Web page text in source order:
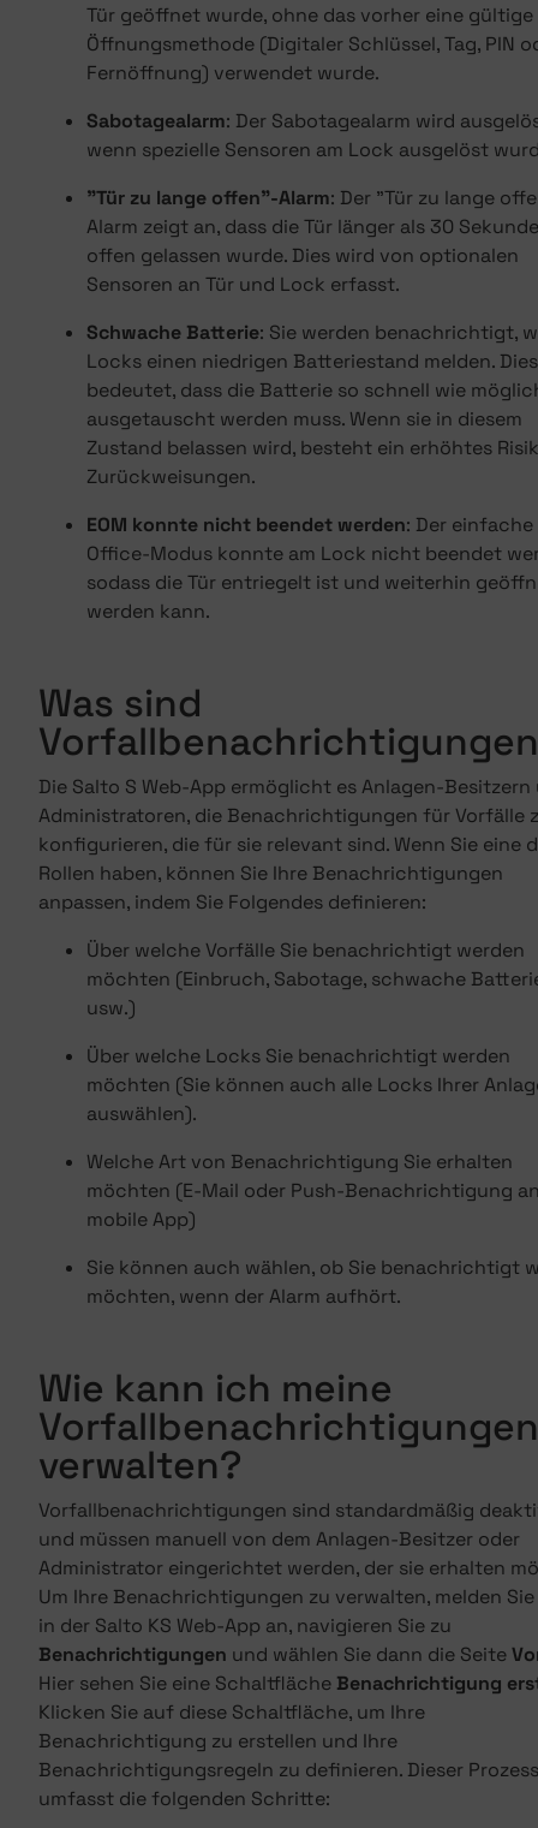
Tür geöffnet wurde, ohne das vorher eine gültige
Öffnungsmethode (Digitaler Schlüssel, Tag, PIN
Fernöffnung) verwendet wurde.
Sabotagealarm: Der Sabotagealarm wird
wenn spezielle Sensoren am Lock ausgelöst
"Tür zu lange offen"-Alarm: Der "Tür zu lange
Alarm zeigt an, dass die Tür länger als 30
offen gelassen wurde. Dies wird von optionalen
Sensoren an Tür und Lock erfasst.
Schwache Batterie: Sie werden benachrichtigt,
Locks einen niedrigen Batteriestand melden. Dies
bedeutet, dass die Batterie so schnell wie
ausgetauscht werden muss. Wenn sie in diesem
Zustand belassen wird, besteht ein erhöhtes
Zurückweisungen.
EOM konnte nicht beendet werden: Der einfache
Office-Modus konnte am Lock nicht beendet
sodass die Tür entriegelt ist und weiterhin
werden kann.
Was sind
Die Salto S Web-App ermöglicht es Anlagen-Besitzern
Administratoren, die Benachrichtigungen für Vorfälle
konfigurieren, die für sie relevant sind. Wenn Sie eine
Rollen haben, können Sie Ihre Benachrichtigungen
anpassen, indem Sie Folgendes definieren:
Über welche Vorfälle Sie benachrichtigt werden
möchten (Einbruch, Sabotage, schwache
usw.)
Über welche Locks Sie benachrichtigt werden
möchten (Sie können auch alle Locks Ihrer
auswählen).
Welche Art von Benachrichtigung Sie erhalten
möchten (E-Mail oder Push-Benachrichtigung
mobile App)
Sie können auch wählen, ob Sie benachrichtigt
möchten, wenn der Alarm aufhört.
Wie kann ich meine
Vorfallbenachrichtigungen
verwalten?
Vorfallbenachrichtigungen sind standardmäßig
und müssen manuell von dem Anlagen-Besitzer oder
Administrator eingerichtet werden, der sie erhalten
Um Ihre Benachrichtigungen zu verwalten, melden
in der Salto KS Web-App an, navigieren Sie zu
Benachrichtigungen und wählen Sie dann die Seite
Hier sehen Sie eine Schaltfläche Benachrichtigung
Klicken Sie auf diese Schaltfläche, um Ihre
Benachrichtigung zu erstellen und Ihre
Benachrichtigungsregeln zu definieren. Dieser Prozess
umfasst die folgenden Schritte: